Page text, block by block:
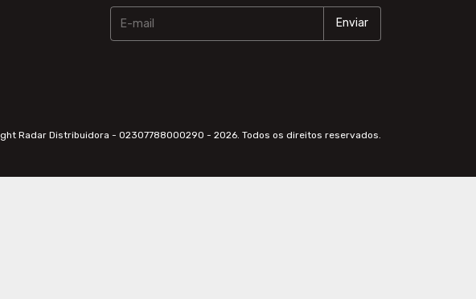
Radar Distribuidora - 02307788000290 - 2026. Todos os direitos reservados.